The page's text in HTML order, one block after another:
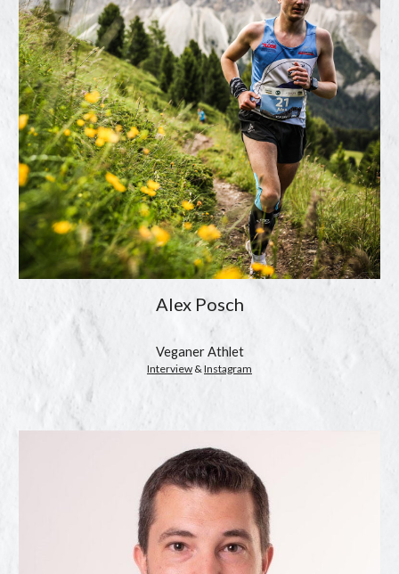
Alex Posch
Veganer Athlet
Interview & Instagram